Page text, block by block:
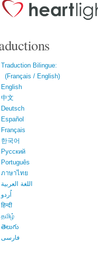
Traduction Bilingue:
(Français / English)
English
中文
Deutsch
Español
Français
한국어
Русский
Português
ภาษาไทย
اللغة العربية
اُردو
हिन्दी
தமிழ்
తెలుగు
فارسی